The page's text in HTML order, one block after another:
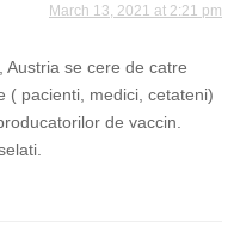
March 13, 2021 at 2:21 pm
Austria se cere de catre
( pacienti, medici, cetateni)
de vaccin.